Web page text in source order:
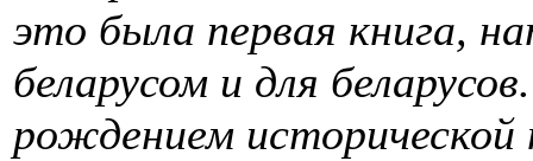
это была первая книга,
беларусом и для
рождением исторической